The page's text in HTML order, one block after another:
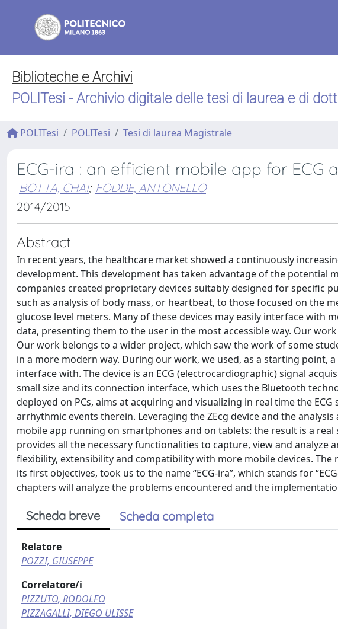
Biblioteche e Archivi
POLITesi - Archivio digitale delle tesi di laurea e di
POLITesi POLITesi Tesi di laurea Magistrale
ECG-ira : an efficient mobile app for ECG
BOTTA, CHAI; FODDE, ANTONELLO
2014/2015
Abstract
In recent years, the healthcare market showed a continuously
development. This development has taken advantage of the potential
companies created proprietary devices suitably designed for specific
such as analysis of body mass, or heartbeat, to those focused on the
glucose level meters. Many of these devices may easily interface with
data, presenting them to the user in the most accessible way. Our
Our work belongs to a wider project, which saw the work of some
in a more modern way. During our work, we used, as a starting point,
interface with. The device is an ECG (electrocardiographic) signal
small size and its connection interface, which uses the Bluetooth
deployed on PCs, aims at acquiring and visualizing in real time the
arrhythmic events therein. Leveraging the ZEcg device and the
mobile app running on smartphones and on tablets: the result is a
provides all the necessary functionalities to capture, view and analyze
flexibility, extensibility and compatibility with more mobile devices.
its first objectives, took us to the name “ECG-ira”, which stands for
chapters will analyze the problems encountered and the
Scheda breve Scheda completa
Relatore
POZZI, GIUSEPPE
Correlatore/i
PIZZUTO, RODOLFO
PIZZAGALLI, DIEGO ULISSE